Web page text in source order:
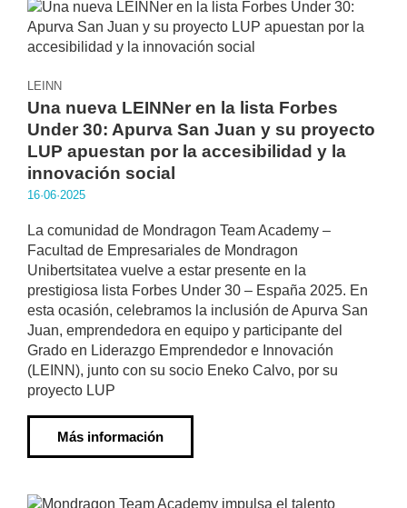
LEINN
Una nueva LEINNer en la lista Forbes
Under 30: Apurva San Juan y su proyecto
LUP apuestan por la accesibilidad y la
innovación social
16·06·2025
La comunidad de Mondragon Team Academy –
Facultad de Empresariales de Mondragon
Unibertsitatea vuelve a estar presente en la
prestigiosa lista Forbes Under 30 – España 2025. En
esta ocasión, celebramos la inclusión de Apurva San
Juan, emprendedora en equipo y participante del
Grado en Liderazgo Emprendedor e Innovación
(LEINN), junto con su socio Eneko Calvo, por su
proyecto LUP
Más información